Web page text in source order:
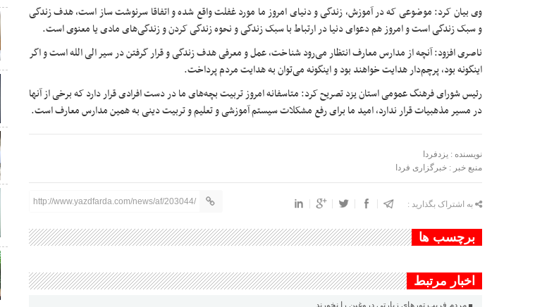
وی بیان کرد: موضوعی که در آموزش، زندگی و دنیای امروز ما مورد غفلت واقع شده و اتفاقا سرنوشت ساز است، هدف زندگی
و سبک زندگی است و امروز هم دعوای دنیا در ارتباط با سبک زندگی و نحوه زندگی کردن و زندگی‌های مادی یا معنوی است.
ناصری افزود: آنچه از مدارس معارف انتظار می‌رود شناخت، عمل و معرفی هدف زندگی و قرار گرفتن در سیر الی الله است و اگر
اینگونه بود، پرچم‌دار هدایت خواهند بود و اینگونه می‌توان به هدایت مردم پرداخت.
رئیس شورای فرهنگ عمومی استان یزد تصریح کرد: متاسفانه امروز تربیت بچه‌های ما در دست افرادی قرار دارد که برخی از آنها
در مسیر مذهبیات قرار ندارد، امید ما برای رفع مشکلات سیستم آموزشی و تعلیم و تربیت دینی به همین مدارس معارف است.
نویسنده : یزدفردا
منبع خبر : خبرگزاری فردا
به اشتراک بگذارید : http://www.yazdfarda.com/news/af/203044/
برچسب ها
اخبار مرتبط
مردم فریب تورهای زیارتی دروغین را نخورند